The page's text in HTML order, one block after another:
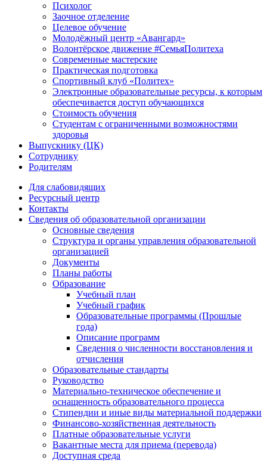
Психолог
Заочное отделение
Целевое обучение
Молодёжный центр «Авангард»
Волонтёрское движение #СемьяПолитеха
Современные мастерские
Практическая подготовка
Спортивный клуб «Политех»
Электронные образовательные ресурсы, к которым
обеспечивается доступ обучающихся
Стоимость обучения
Студентам с ограниченными возможностями
здоровья
Выпускнику (ЦК)
Сотруднику
Родителям
Для слабовидящих
Ресурсный центр
Контакты
Сведения об образовательной организации
Основные сведения
Структура и органы управления образовательной
организацией
Документы
Планы работы
Образование
Учебный план
Учебный график
Образовательные программы (Прошлые
года)
Описание программ
Сведения о численности восстановления и
отчисления
Образовательные стандарты
Руководство
Материально-техническое обеспечение и
оснащенность образовательного процесса
Стипендии и иные виды материальной поддержки
Финансово-хозяйственная деятельность
Платные образовательные услуги
Вакантные места для приема (перевода)
Доступная среда